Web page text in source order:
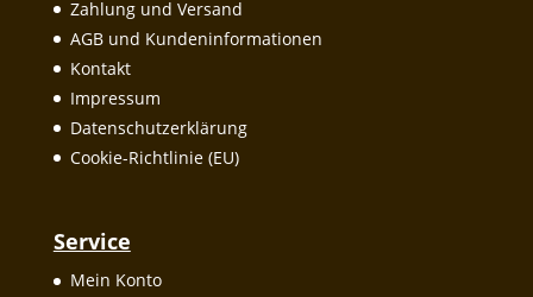
Zahlung und Versand
AGB und Kundeninformationen
Kontakt
Impressum
Datenschutzerklärung
Cookie-Richtlinie (EU)
Service
Mein Konto